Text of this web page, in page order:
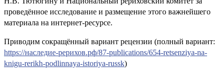
проведённое исследование и размещение этого важнейшего
материала на интернет-ресурсе.
Приводим сокращённый вариант рецензии (полный вариант:
https://наследие-рерихов.рф/87-publications/654-retsenziya-na-
knigu-rerikh-podlinnaya-istoriya-russk)